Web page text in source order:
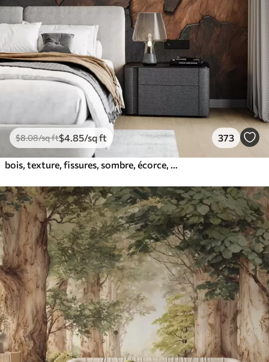
$8.08/sq ft$4 .85/sq ft 373